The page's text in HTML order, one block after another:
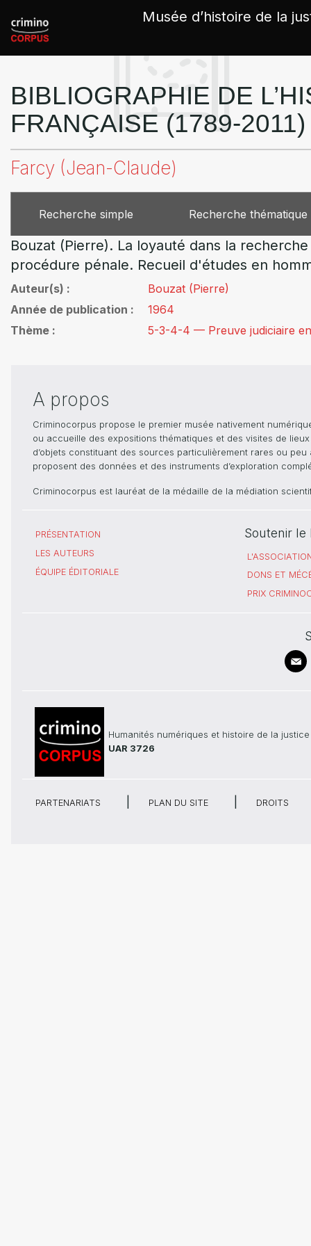
Musée d’histoire de la
BIBLIOGRAPHIE DE
FRANÇAISE (1789-2011)
Farcy (Jean-Claude)
Recherche simple Recherche thématique
Bouzat (Pierre). La loyauté dans la
procédure pénale. Recueil d'études en
Auteur(s)
Bouzat (Pierre)
Année de publication
1964
Thème
5-3-4-4 — Preuve judiciaire
A propos
Criminocorpus propose le premier musée nativement
ou accueille des expositions thématiques et des visites de
d’objets constituant des sources particulièrement rares ou
proposent des données et des instruments d’exploration
Criminocorpus est lauréat de la médaille de la médiation
PRÉSENTATION
LES AUTEURS
ÉQUIPE ÉDITORIALE
Soutenir le
DONS ET
PRIX
Humanités numériques et histoire de la justice
UAR 3726
PARTENARIATS PLAN DU SITE DROITS
Panneau de gestion des cookies